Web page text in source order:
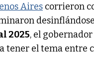
Aires corrieron
2025, el gobernador
tener el tema entre